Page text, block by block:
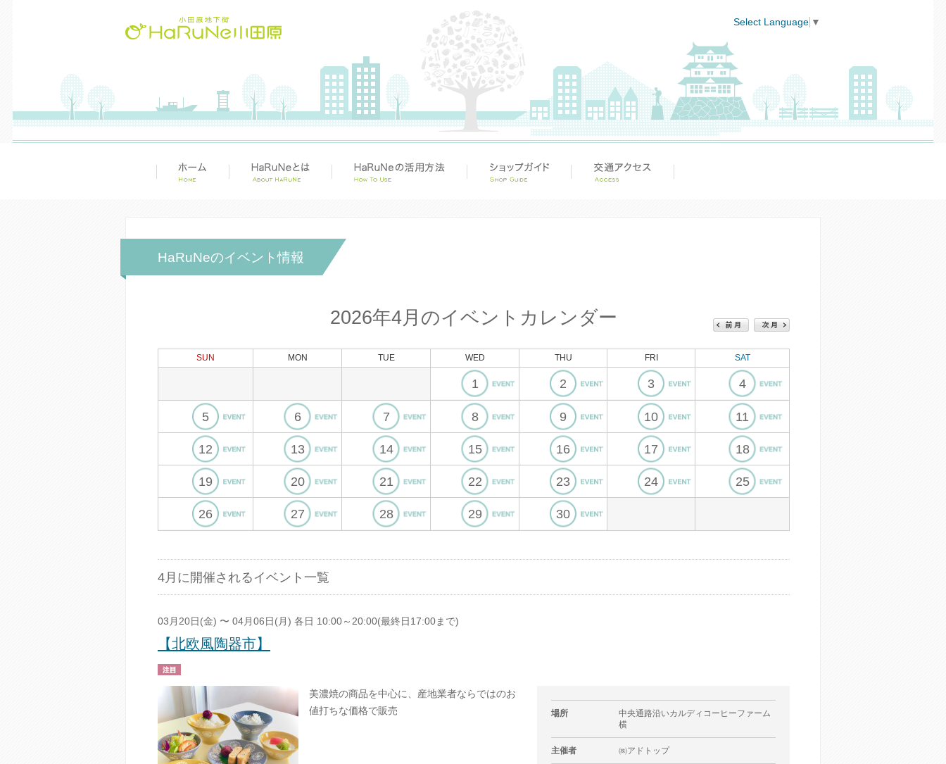
Select Language ▼
HaRuNeのイベント情報
2026年4月のイベントカレンダー
SUN MON TUE WED THU FRI SAT
1 2 3 4
5 6 7 8 9 10 11
12 13 14 15 16 17 18
19 20 21 22 23 24 25
26 27 28 29 30
4月に開催されるイベント一覧
03月20日(金) 〜 04月06日(月) 各日 10:00～20:00(最終日17:00まで)
【北欧風陶器市】
美濃焼の商品を中心に、産地業者ならではのお
値打ちな価格で販売
場所
中央通路沿いカルディコーヒーファーム
横
主催者 ㈱アドトップ